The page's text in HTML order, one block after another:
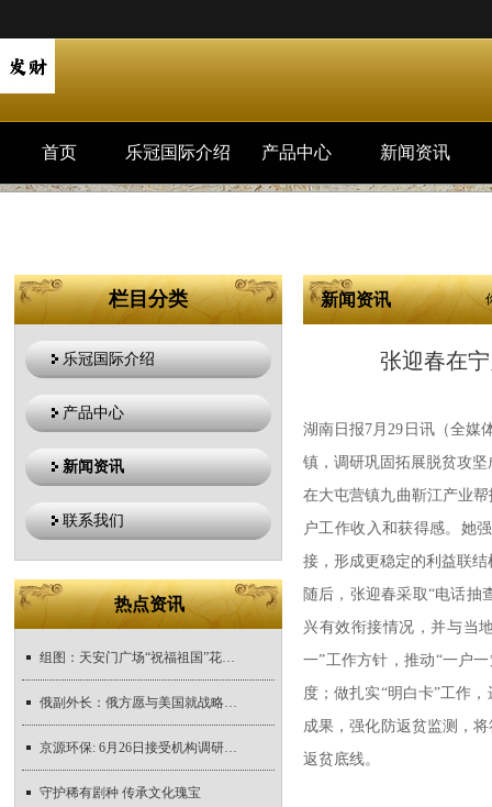
首页 乐冠国际介绍 产品中心 新闻资讯
栏目分类
乐冠国际介绍
产品中心
新闻资讯
联系我们
热点资讯
组图：天安门广场“祝福祖国”花坛吸引众多游人“打卡”
俄副外长：俄方愿与美国就战略稳定进行对话
京源环保: 6月26日接受机构调研, 东方红资管、国信证券研究所等多家机构参与
守护稀有剧种 传承文化瑰宝
新闻资讯
张迎春在
湖南日报7月29日讯（全媒
镇，调研巩固拓展脱贫攻
在大屯营镇九曲靳江产业
户工作收入和获得感。她
接，形成更稳定的利益联
随后，张迎春采取“电话抽
兴有效衔接情况，并与当
一”工作方针，推动“一户
度；做扎实“明白卡”工作
成果，强化防返贫监测，
返贫底线。